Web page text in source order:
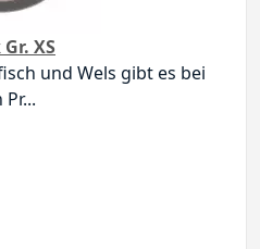
XS
und Wels gibt es bei